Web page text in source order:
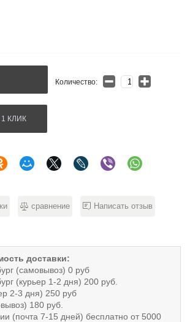
Количество:
КЛИК
сравнение Написать отзыв
доставки:
(самовывоз) 0 руб
(курьер 1-2 дня) 200 руб.
2-3 дня) 250 руб
180 руб.
(почта 7-15 дней) бесплатно от 5000